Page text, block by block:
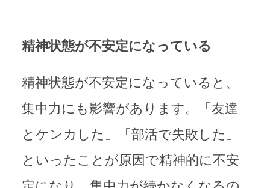
精神状態が不安定になっている
精神状態が不安定になっていると、
集中力にも影響があります。「友達
とケンカした」「部活で失敗した」
といったことが原因で精神的に不安